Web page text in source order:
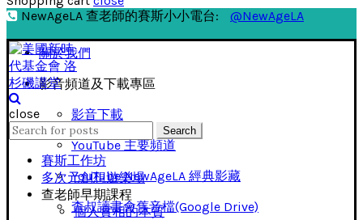
NewAgeLA 查老師的賽斯小小電台:
@NewAgeLA
關於我們
影音頻道及下載專區
影音下載
YouTube 主要頻道
YouTube NewAgeLA 經典影藏
查叔讀書會舊音檔(Google Drive)
close
Search
for:
Search
賽斯工作坊
多次元創想遊樂場
查老師早期課程
個人實相的本質